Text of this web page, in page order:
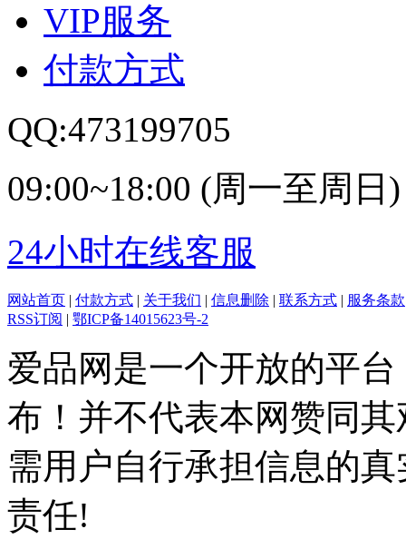
VIP服务
付款方式
QQ:473199705
09:00~18:00 (周一至周日)
24小时在线客服
网站首页 | 付款方式 | 关于我们 | 信息删除 | 联系方式 | 服务条款
RSS订阅 | 鄂ICP备14015623号-2
爱品网是一个开放的平
布！并不代表本网赞同
需用户自行承担信息的
责任!